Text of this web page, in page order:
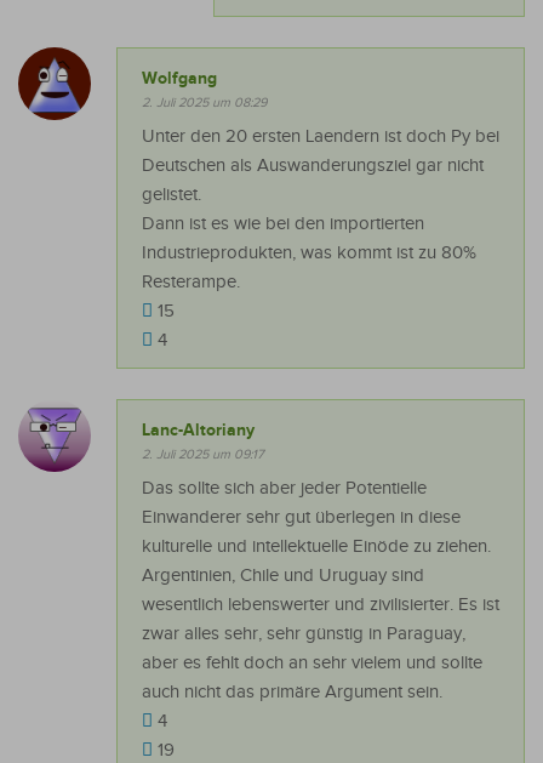
Wolfgang
2. Juli 2025 um 08:29
Unter den 20 ersten Laendern ist doch Py bei
Deutschen als Auswanderungsziel gar nicht
gelistet.
Dann ist es wie bei den importierten
Industrieprodukten, was kommt ist zu 80%
Resterampe.
15
4
Lanc-Altoriany
2. Juli 2025 um 09:17
Das sollte sich aber jeder Potentielle
Einwanderer sehr gut überlegen in diese
kulturelle und intellektuelle Einöde zu ziehen.
Argentinien, Chile und Uruguay sind
wesentlich lebenswerter und zivilisierter. Es ist
zwar alles sehr, sehr günstig in Paraguay,
aber es fehlt doch an sehr vielem und sollte
auch nicht das primäre Argument sein.
4
19